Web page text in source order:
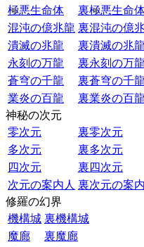
極悪生命体
裏極悪生命
混沌の億兆龍 裏混沌の億
潰滅の兆龍
裏潰滅の兆龍
永刻の万龍
裏永刻の万龍
蒼穹の千龍
裏蒼穹の千龍
業炎の百龍
裏業炎の百龍
神秘の次元
零次元
裏零次元
多次元
裏多次元
四次元
裏四次元
次元の案内人 裏次元の案
修羅の幻界
機構城 裏機構城
魔廊
裏魔廊